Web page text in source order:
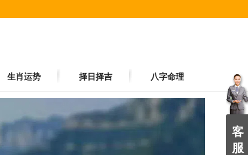
生肖运势 择日择吉 八字命理
客
服